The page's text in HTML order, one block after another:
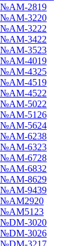
№AM-2819
№AM-3220
№AM-3222
№AM-3422
№AM-3523
№AM-4019
№AM-4325
№AM-4519
№AM-4522
№AM-5022
№AM-5126
№AM-5624
№AM-6238
№AM-6323
№AM-6728
№AM-6832
№AM-8629
№AM-9439
№AM2920
№AM5123
№DM-3020
№DM-3026
№DM-3217